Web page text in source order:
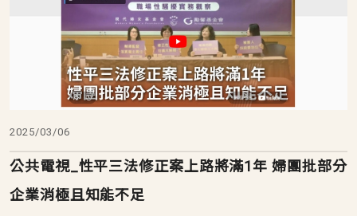
2025/03/06
公共電視_性平三法修正案上路將滿1年 婦團批部分
企業消極且知能不足